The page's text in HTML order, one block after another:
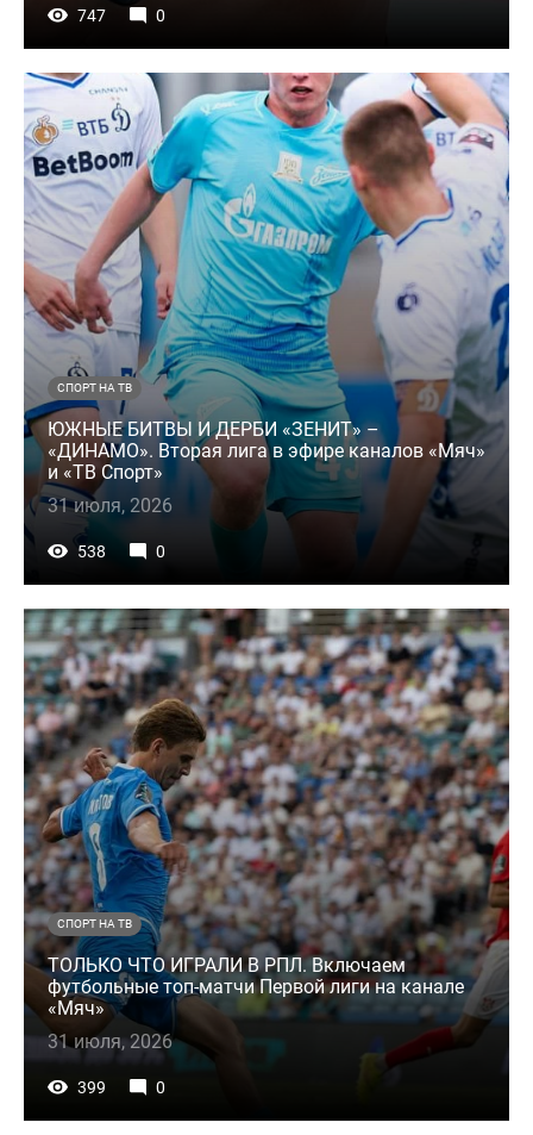
747 0
СПОРТ НА ТВ
ЮЖНЫЕ БИТВЫ И ДЕРБИ «ЗЕНИТ» –
«ДИНАМО». Вторая лига в эфире каналов «Мяч»
и «ТВ Спорт»
31 июля, 2026
538 0
СПОРТ НА ТВ
ТОЛЬКО ЧТО ИГРАЛИ В РПЛ. Включаем
футбольные топ-матчи Первой лиги на канале
«Мяч»
31 июля, 2026
399 0